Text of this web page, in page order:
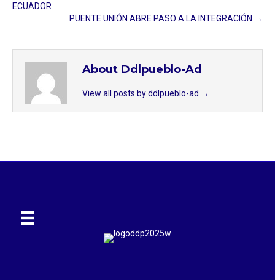
ECUADOR
PUENTE UNIÓN ABRE PASO A LA INTEGRACIÓN →
About Ddlpueblo-Ad
View all posts by ddlpueblo-ad →